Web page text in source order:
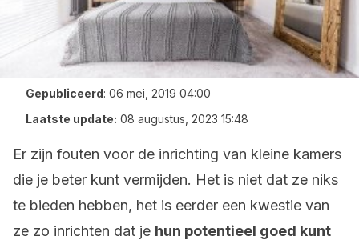
Gepubliceerd: 06 mei, 2019 04:00
Laatste update: 08 augustus, 2023 15:48
Er zijn fouten voor de inrichting van kleine kamers
die je beter kunt vermijden. Het is niet dat ze niks
te bieden hebben, het is eerder een kwestie van
ze zo inrichten dat je hun potentieel goed kunt